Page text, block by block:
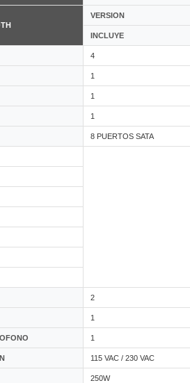
VERSION
INCLUYE
4
1
1
1
8 PUERTOS SATA
2
1
1
115 VAC / 230 VAC
250W